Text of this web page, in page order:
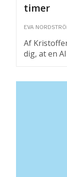
timer
EVA
Af
dig, at en